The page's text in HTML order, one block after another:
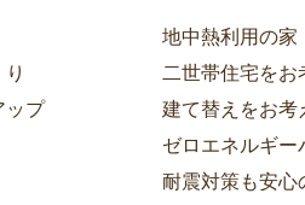
ップ
地中熱利用の家
二世帯住宅をお
建て替えをお考
ゼロエネルギー
耐震対策も安心